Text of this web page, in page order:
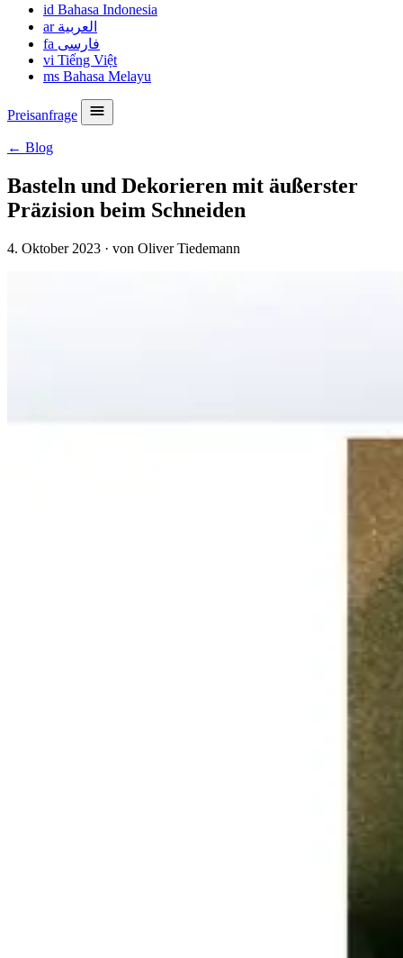
id Bahasa Indonesia
ar العربية
fa فارسی
vi Tiếng Việt
ms Bahasa Melayu
Preisanfrage
← Blog
Basteln und Dekorieren mit äußerster
Präzision beim Schneiden
4. Oktober 2023 · von Oliver Tiedemann